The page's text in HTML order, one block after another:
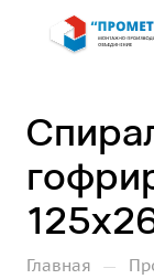
Главная —